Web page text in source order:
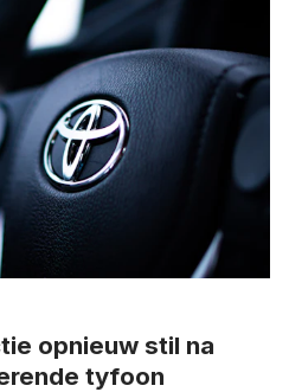
opnieuw stil na
tyfoon